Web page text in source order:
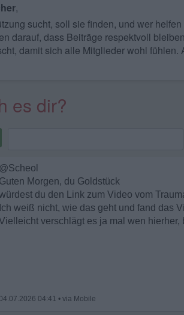
,
sucht, soll sie finden, und wer
darauf, dass Beiträge respektvoll
damit sich alle Mitglieder wohl
es dir?
@Scheol
Guten Morgen, du Goldstück
du den Link zum Video vom
Ich weiß nicht, wie das geht und fand das
verschlägt es ja mal wen hierher,
04:41 •